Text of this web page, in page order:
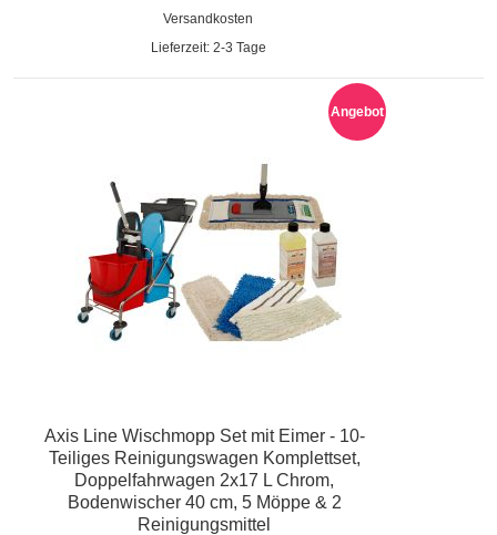
Versandkosten
Lieferzeit: 2-3 Tage
Angebot
Axis Line Wischmopp Set mit Eimer - 10-
Teiliges Reinigungswagen Komplettset,
Doppelfahrwagen 2x17 L Chrom,
Bodenwischer 40 cm, 5 Möppe & 2
Reinigungsmittel